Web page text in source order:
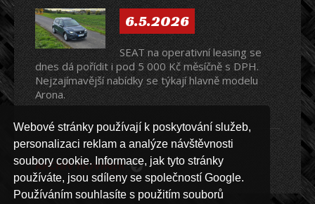
Webové stránky používají k poskytování služeb,
personalizaci reklam a analýze návštěvnosti
soubory cookie. Informace, jak tyto stránky
používáte, jsou sdíleny se společností Google.
Používáním souhlasíte s použitím souborů
6.5.2026
SEAT na operativní leasing se
dnes dá pořídit i pod 5 000 Kč měsíčně s DPH.
Nejzajímavější nabídky se týkají hlavně modelu
Arona.
ARCHIV NOVINEK